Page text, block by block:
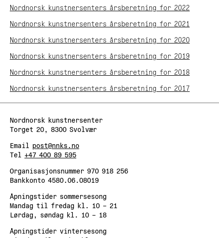
Mandag Stengt
Adress:
Torget 20, Svolvæer
post@nnks.no
+47 400 89 595
Nordnorsk kunstnersenters årsberetning for 2022
Nordnorsk kunstnersenters årsberetning for 2021
Nordnorsk kunstnersenters årsberetning for 2020
Nordnorsk kunstnersenters årsberetning for 2019
Nordnorsk kunstnersenters årsberetning for 2018
Nordnorsk kunstnersenters årsberetning for 2017
Nordnorsk kunstnersenter
Torget 20, 8300 Svolvær
Email post@nnks.no
Tel +47 400 89 595
Organisasjonsnummer 970 918 256
Bankkonto 4580.06.08019
Åpningstider sommersesong
Mandag til fredag kl. 10 – 21
Lørdag, søndag kl. 10 – 18
Åpningstider vintersesong